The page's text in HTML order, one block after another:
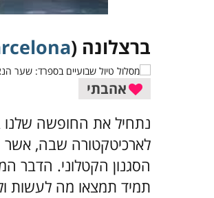
ברצלונה (
אהבתי
נתחיל את החופשה
לארכיטקטורה שבה, אשר
הסגנון הקטלוני. הדבר
תמיד תמצאו מה לעשות